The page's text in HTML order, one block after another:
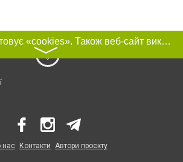
Цей сайт використовує «cookies». Також веб-сайт використовує інтернет-сервіс для збору технічних даних стосовно відвідувачів з метою отримання маркетингової та статистичної інформації. Умови обробки даних відвідувачів сайту див.
〉
нас Контакти Автори проєкту